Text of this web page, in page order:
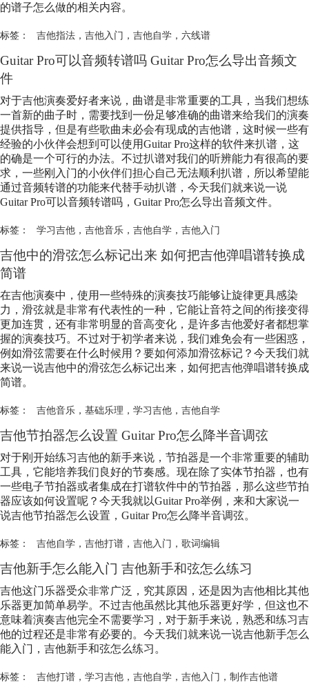
的谱子怎么做的相关内容。
标签： 吉他指法， 吉他入门 ， 吉他自学， 六线谱
Guitar Pro可以音频转谱吗 Guitar Pro怎么导出音频文
件
对于吉他演奏爱好者来说，曲谱是非常重要的工具，当我们想练
一首新的曲子时，需要找到一份足够准确的曲谱来给我们的演奏
提供指导，但是有些歌曲未必会有现成的吉他谱，这时候一些有
经验的小伙伴会想到可以使用Guitar Pro这样的软件来扒谱，这
的确是一个可行的办法。不过扒谱对我们的听辨能力有很高的要
求，一些刚入门的小伙伴们担心自己无法顺利扒谱，所以希望能
通过音频转谱的功能来代替手动扒谱，今天我们就来说一说
Guitar Pro可以音频转谱吗，Guitar Pro怎么导出音频文件。
标签： 学习吉他， 吉他音乐， 吉他自学， 吉他入门
吉他中的滑弦怎么标记出来 如何把吉他弹唱谱转换成
简谱
在吉他演奏中，使用一些特殊的演奏技巧能够让旋律更具感染
力，滑弦就是非常有代表性的一种，它能让音符之间的衔接变得
更加连贯，还有非常明显的音高变化，是许多吉他爱好者都想掌
握的演奏技巧。不过对于初学者来说，我们难免会有一些困惑，
例如滑弦需要在什么时候用？要如何添加滑弦标记？今天我们就
来说一说吉他中的滑弦怎么标记出来，如何把吉他弹唱谱转换成
简谱。
标签： 吉他音乐， 基础乐理 ， 学习吉他， 吉他自学
吉他节拍器怎么设置 Guitar Pro怎么降半音调弦
对于刚开始练习吉他的新手来说，节拍器是一个非常重要的辅助
工具，它能培养我们良好的节奏感。现在除了实体节拍器，也有
一些电子节拍器或者集成在打谱软件中的节拍器，那么这些节拍
器应该如何设置呢？今天我就以Guitar Pro举例，来和大家说一
说吉他节拍器怎么设置，Guitar Pro怎么降半音调弦。
标签： 吉他自学， 吉他打谱， 吉他入门 ， 歌词编辑
吉他新手怎么能入门 吉他新手和弦怎么练习
吉他这门乐器受众非常广泛，究其原因，还是因为吉他相比其他
乐器更加简单易学。不过吉他虽然比其他乐器更好学，但这也不
意味着演奏吉他完全不需要学习，对于新手来说，熟悉和练习吉
他的过程还是非常有必要的。今天我们就来说一说吉他新手怎么
能入门，吉他新手和弦怎么练习。
标签： 吉他打谱， 学习吉他， 吉他自学， 吉他入门 ， 制作吉他谱